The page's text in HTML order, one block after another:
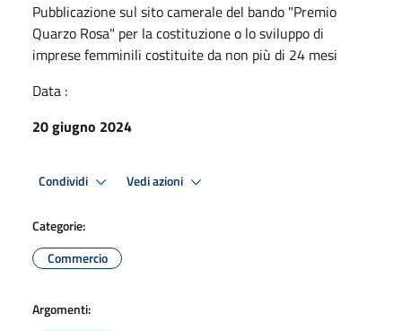
Pubblicazione sul sito camerale del bando "Premio
Quarzo Rosa" per la costituzione o lo sviluppo di
imprese femminili costituite da non più di 24 mesi
Data :
20 giugno 2024
Condividi Vedi azioni
Categorie:
Commercio
Argomenti: